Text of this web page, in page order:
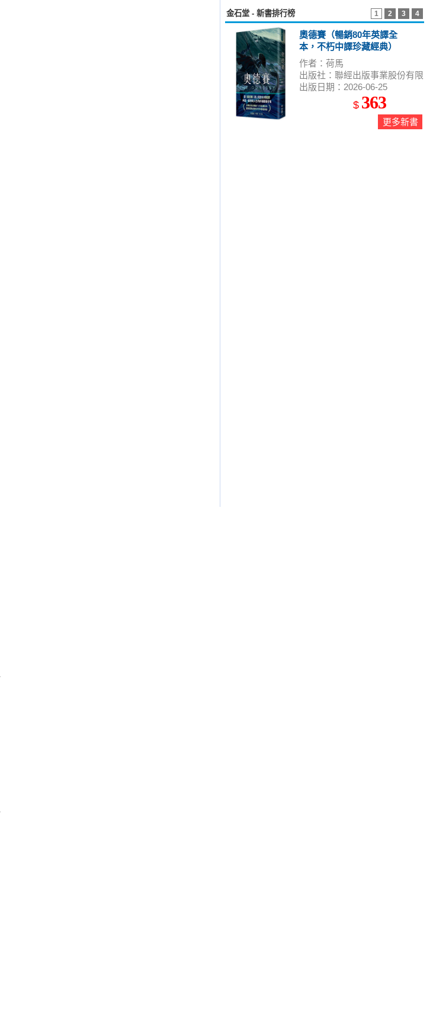
1 2 3 4
金石堂 - 新書排行榜
奧德賽（暢銷80年英譯全
本，不朽中譯珍藏經典）
作者：荷馬
出版社：聯經出版事業股份有限
公司
出版日期：2026-06-25
$ 363
更多新書